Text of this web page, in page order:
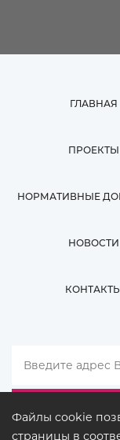
ГЛАВНАЯ
ПРОЕКТЫ
НОРМАТИВНЫЕ
НОВОСТИ
Файлы cookie
страницы в